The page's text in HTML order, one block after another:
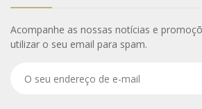
Acompanhe as nossas notícias e
utilizar o seu email para spam.